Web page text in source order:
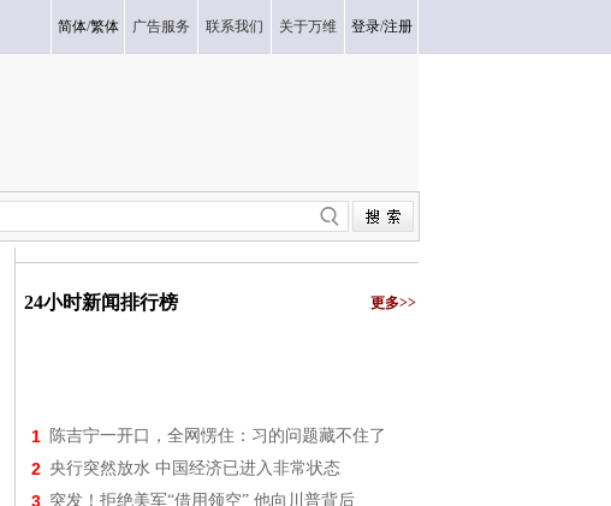
简体/繁体 广告服务 联系我们 关于万维 登录/注册
24小时新闻排行榜 更多>>
1 陈吉宁一开口，全网愣住：习的问题藏不住了
2 央行突然放水 中国经济已进入非常状态
3 突发！拒绝美军“借用领空” 他向川普背后